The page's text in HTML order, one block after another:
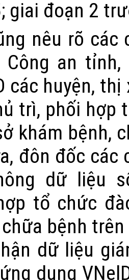
; giai đoạn 2
nêu rõ
an tỉnh,
các huyện, thị
trì, phối hợp
khám bệnh,
đôn đốc
dữ liệu
tổ chức
bệnh
dữ liệu
dụng